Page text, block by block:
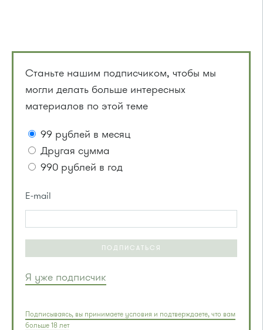
Станьте нашим подписчиком, чтобы мы
могли делать больше интересных
материалов по этой теме
99 рублей в месяц
Другая сумма
990 рублей в год
E-mail
ПОДПИСАТЬСЯ
Я уже подписчик
Подписываясь, вы принимаете условия и подтверждаете, что вам
больше 18 лет